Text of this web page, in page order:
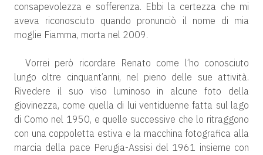
consapevolezza e sofferenza. Ebbi la certezza che mi
aveva riconosciuto quando pronunciò il nome di mia
moglie Fiamma, morta nel 2009.
Vorrei però ricordare Renato come l’ho conosciuto
lungo oltre cinquant’anni, nel pieno delle sue attività.
Rivedere il suo viso luminoso in alcune foto della
giovinezza, come quella di lui ventiduenne fatta sul lago
di Como nel 1950, e quelle successive che lo ritraggono
con una coppoletta estiva e la macchina fotografica alla
marcia della pace Perugia-Assisi del 1961 insieme con